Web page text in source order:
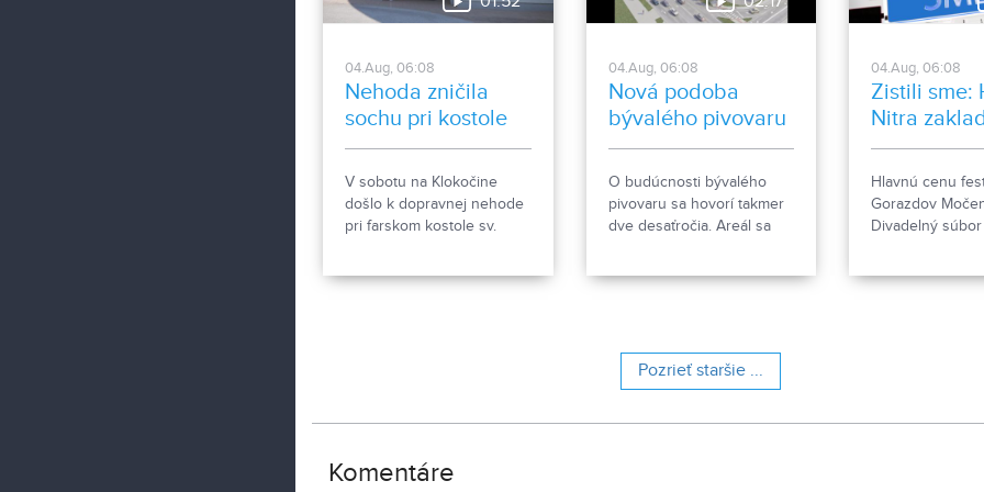
rozhodli objasniť.
horúčav.
04.Aug, 06:08
Nehoda zničila
sochu pri kostole
V sobotu na Klokočine
došlo k dopravnej nehode
pri farskom kostole sv.
04.Aug, 06:08
Nová podoba
bývalého pivovaru
O budúcnosti bývalého
pivovaru sa hovorí takmer
dve desaťročia. Areál sa
polyfunkčnej budovy.
04.Aug, 06:08
Zistili sme:
Nitra
ženkský
Gorazdov
Močenok
víťaza
Hlavnú cenu
Gorazdov
Divadelný súbor
Pozrieť staršie ...
Komentáre